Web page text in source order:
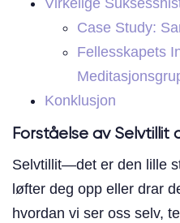
Virkelige
Case Study:
Fellesskapets
Konklusjon
Forståelse av Selvtillit
Selvtillit—det er den lille
løfter deg opp eller drar
hvordan vi ser oss selv,